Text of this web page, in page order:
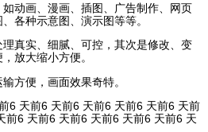
动画、漫画、插图、广告制作、网页
各种示意图、演示图等等。
真实、细腻、可控，其次是修改、变
放大缩小方便。
方便，画面效果奇特。
6 天前6 天前6 天前6 天前6 天前6 天前
前6 天前6 天前6 天前6 天前6 天前6 天